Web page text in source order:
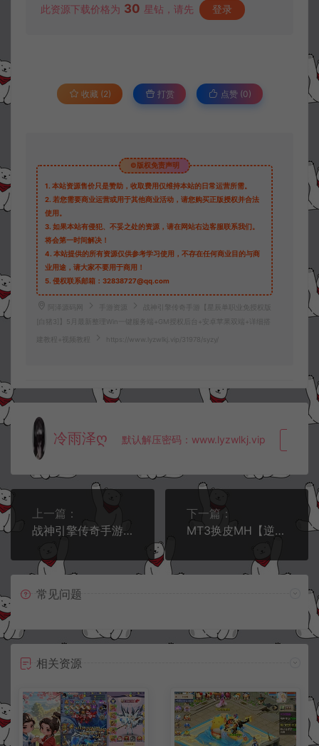
此资源下载价格为 30 星钻，请先 登录
收藏 (2) 打赏 点赞 (0)
©版权免责声明
1. 本站资源售价只是赞助，收取费用仅维持本站的日常运营所需。
2. 若您需要商业运营或用于其他商业活动，请您购买正版授权并合法
使用。
3. 如果本站有侵犯、不妥之处的资源，请在网站右边客服联系我们。
将会第一时间解决！
4. 本站提供的所有资源仅供参考学习使用，不存在任何商业目的与商
业用途，请大家不要用于商用！
5. 侵权联系邮箱：32838727@qq.com
阿泽源码网 手游资源
战神引擎传奇手游【星辰单职业免授权版
[白猪3]】5月最新整理Win一键服务端+GM授权后台+安卓苹果双端+详细搭
建教程+视频教程 https://www.lyzwlkj.vip/31978/syzy/
冷雨泽ღ 默认解压密码：www.lyzwlkj.vip
上一篇：
战神引擎传奇手游【古惑仔单职业免授权版[白猪3]】5月最新整理Win一键服务端+GM授权后台+安卓苹果双端+详细搭建教程+视频教程
下一篇：
MT3换皮MH【逆战西游3超变突破挂机版】5月最新整理Linux手工服务端+源码+攻略文档+管理后台+GM后台+安卓苹果双端+详细搭建教程+视频教程
常见问题
相关资源